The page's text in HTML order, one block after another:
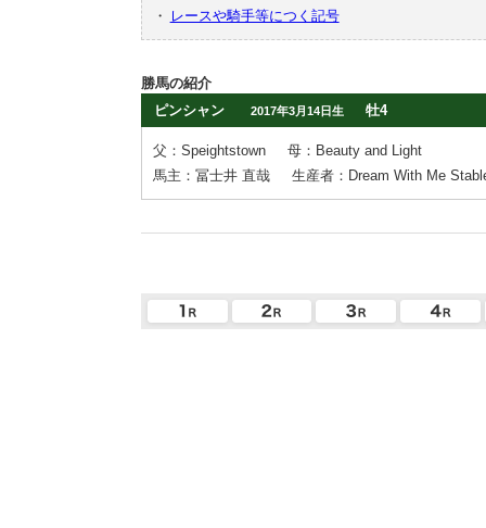
・
レースや騎手等につく記号
勝馬の紹介
ピンシャン
2017年3月14日生 牡4
父：Speightstown
母：Beauty and Light
馬主：冨士井 直哉
生産者：Dream With Me